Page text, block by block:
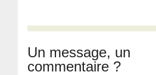
Un message, un
commentaire ?